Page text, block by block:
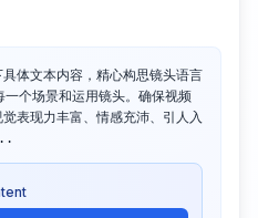
体文本内容，精心构思镜头语言
个场景和运用镜头。确保视频
表现力丰富、情感充沛、引人入